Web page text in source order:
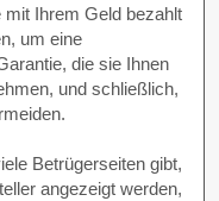
mit Ihrem Geld bezahlt
um eine
die sie Ihnen
und schließlich,
Betrügerseiten gibt,
angezeigt werden,